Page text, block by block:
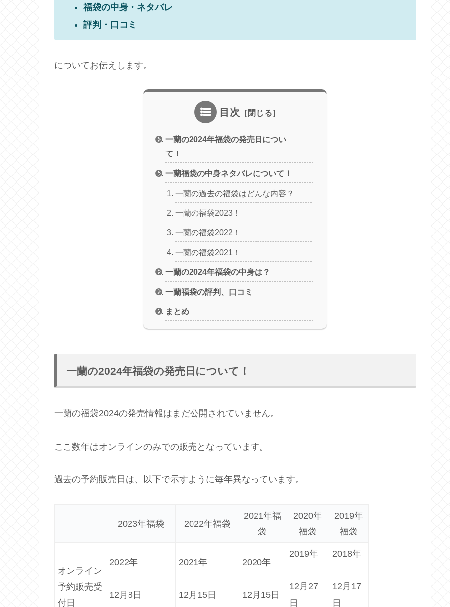
福袋の中身・ネタバレ
評判・口コミ
についてお伝えします。
目次
一蘭の2024年福袋の発売日につい
て！
一蘭福袋の中身ネタバレについて！
一蘭の過去の福袋はどんな内容？
一蘭の福袋2023！
一蘭の福袋2022！
一蘭の福袋2021！
一蘭の2024年福袋の中身は？
一蘭福袋の評判、口コミ
まとめ
一蘭の2024年福袋の発売日について！
一蘭の福袋2024の発売情報はまだ公開されていません。
ここ数年はオンラインのみでの販売となっています。
過去の予約販売日は、以下で示すように毎年異なっています。
2023年福袋 2022年福袋
2021年福
袋
2020年
福袋
2019年
福袋
オンライン
予約販売受
付日
2022年
12月8日
2021年
12月15日
2020年
12月15日
2019年
12月27
日
2018年
12月17
日